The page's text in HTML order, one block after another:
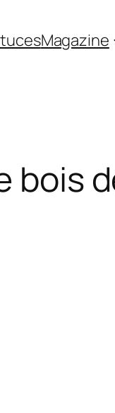
Magazine
bois